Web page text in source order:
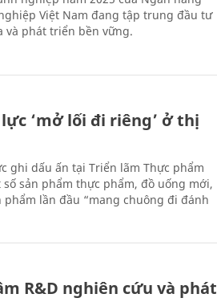
Việt Nam đang tập trung đầu tư
và phát triển bền vững.
‘mở lối đi riêng’ ở thị
ghi dấu ấn tại Triển lãm Thực phẩm
số sản phẩm thực phẩm, đồ uống mới,
lần đầu “mang chuông đi đánh
R&D nghiên cứu và phát